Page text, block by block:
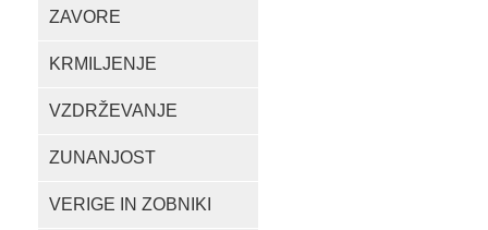
ZAVORE
KRMILJENJE
VZDRŽEVANJE
ZUNANJOST
VERIGE IN ZOBNIKI